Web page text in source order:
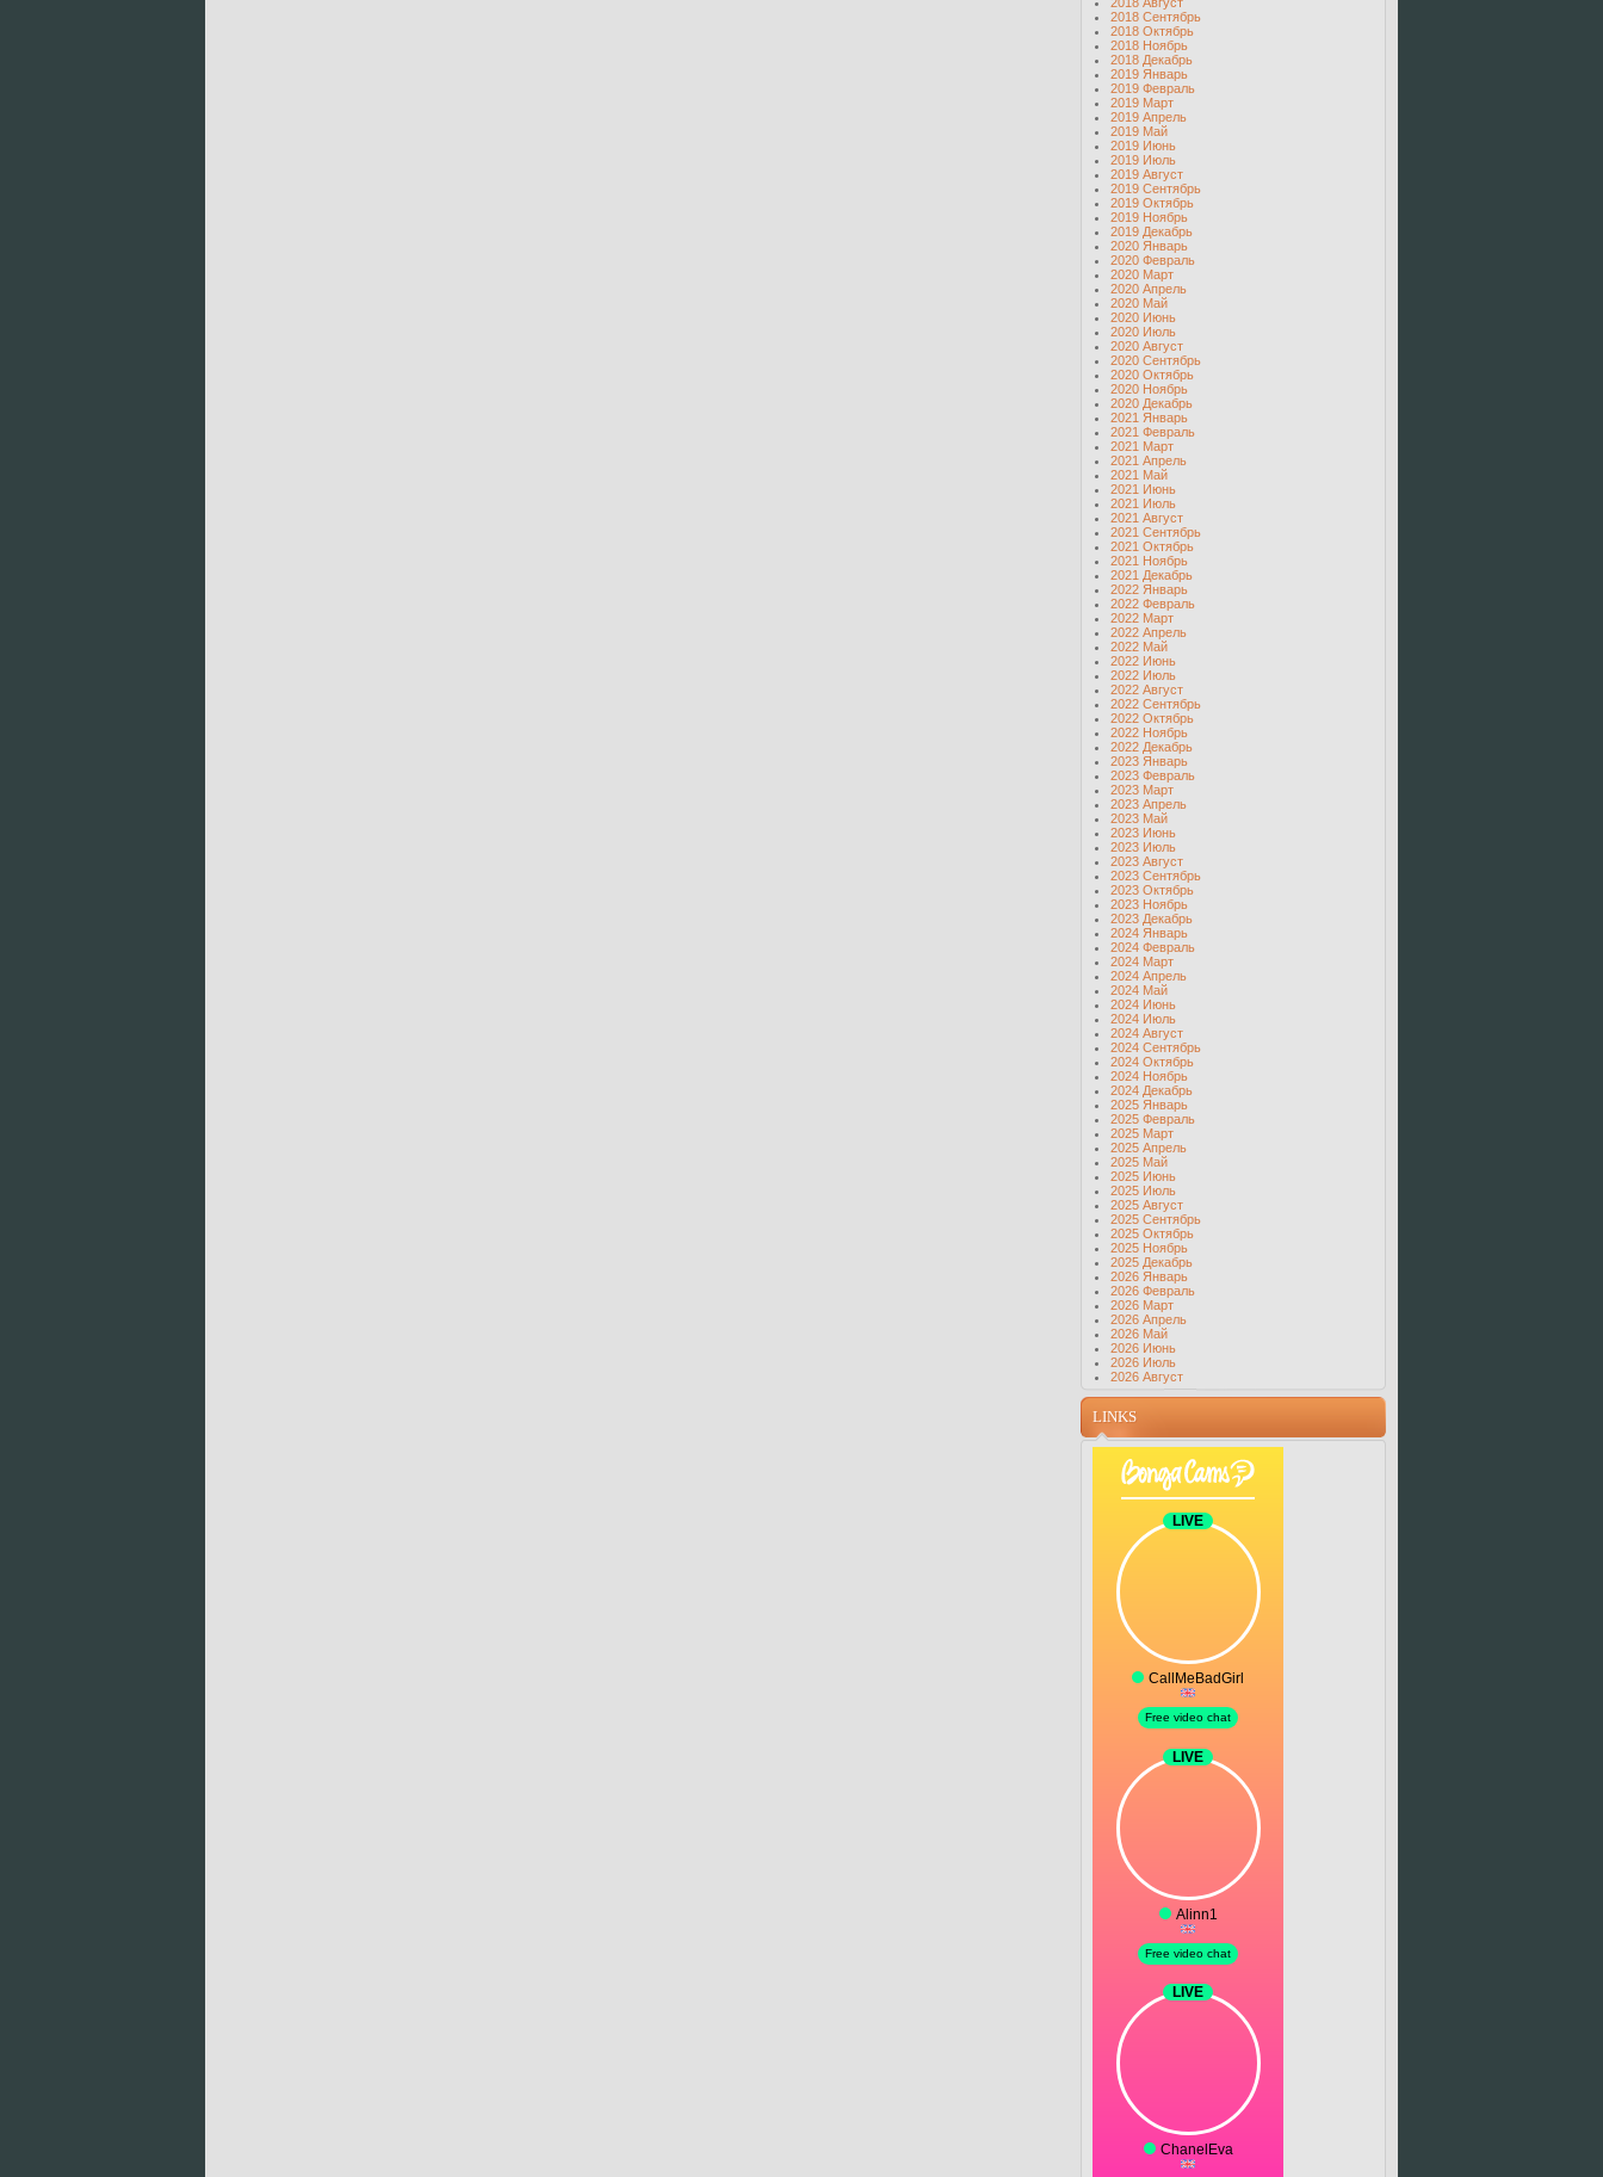
2018 Сентябрь
2018 Октябрь
2018 Ноябрь
2018 Декабрь
2019 Январь
2019 Февраль
2019 Март
2019 Апрель
2019 Май
2019 Июнь
2019 Июль
2019 Август
2019 Сентябрь
2019 Октябрь
2019 Ноябрь
2019 Декабрь
2020 Январь
2020 Февраль
2020 Март
2020 Апрель
2020 Май
2020 Июнь
2020 Июль
2020 Август
2020 Сентябрь
2020 Октябрь
2020 Ноябрь
2020 Декабрь
2021 Январь
2021 Февраль
2021 Март
2021 Апрель
2021 Май
2021 Июнь
2021 Июль
2021 Август
2021 Сентябрь
2021 Октябрь
2021 Ноябрь
2021 Декабрь
2022 Январь
2022 Февраль
2022 Март
2022 Апрель
2022 Май
2022 Июнь
2022 Июль
2022 Август
2022 Сентябрь
2022 Октябрь
2022 Ноябрь
2022 Декабрь
2023 Январь
2023 Февраль
2023 Март
2023 Апрель
2023 Май
2023 Июнь
2023 Июль
2023 Август
2023 Сентябрь
2023 Октябрь
2023 Ноябрь
2023 Декабрь
2024 Январь
2024 Февраль
2024 Март
2024 Апрель
2024 Май
2024 Июнь
2024 Июль
2024 Август
2024 Сентябрь
2024 Октябрь
2024 Ноябрь
2024 Декабрь
2025 Январь
2025 Февраль
2025 Март
2025 Апрель
2025 Май
2025 Июнь
2025 Июль
2025 Август
2025 Сентябрь
2025 Октябрь
2025 Ноябрь
2025 Декабрь
2026 Январь
2026 Февраль
2026 Март
2026 Апрель
2026 Май
2026 Июнь
2026 Июль
2026 Август
LINKS